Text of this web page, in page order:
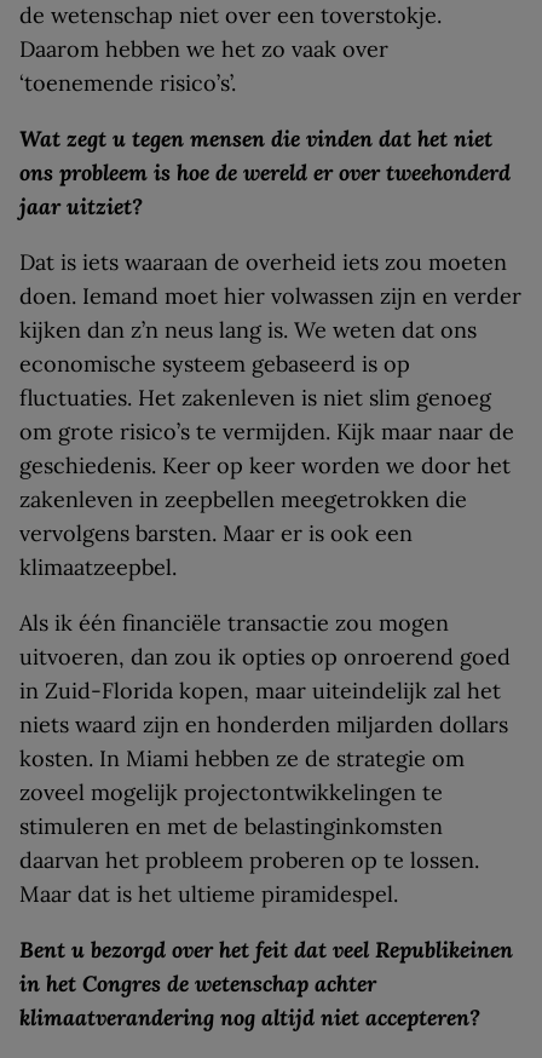
de wetenschap niet over een toverstokje.
Daarom hebben we het zo vaak over
‘toenemende risico’s’.
Wat zegt u tegen mensen die vinden dat het niet
ons probleem is hoe de wereld er over tweehonderd
jaar uitziet?
Dat is iets waaraan de overheid iets zou moeten
doen. Iemand moet hier volwassen zijn en verder
kijken dan z’n neus lang is. We weten dat ons
economische systeem gebaseerd is op
fluctuaties. Het zakenleven is niet slim genoeg
om grote risico’s te vermijden. Kijk maar naar de
geschiedenis. Keer op keer worden we door het
zakenleven in zeepbellen meegetrokken die
vervolgens barsten. Maar er is ook een
klimaatzeepbel.
Als ik één financiële transactie zou mogen
uitvoeren, dan zou ik opties op onroerend goed
in Zuid-Florida kopen, maar uiteindelijk zal het
niets waard zijn en honderden miljarden dollars
kosten. In Miami hebben ze de strategie om
zoveel mogelijk projectontwikkelingen te
stimuleren en met de belastinginkomsten
daarvan het probleem proberen op te lossen.
Maar dat is het ultieme piramidespel.
Bent u bezorgd over het feit dat veel Republikeinen
in het Congres de wetenschap achter
klimaatverandering nog altijd niet accepteren?